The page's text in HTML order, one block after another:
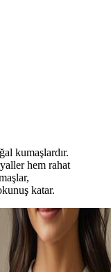
kumaşlardır.
hem rahat
katar.